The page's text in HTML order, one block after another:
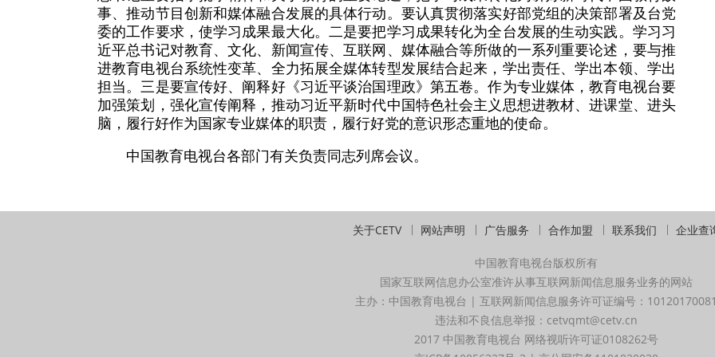
事、推动节目创新和媒体融合发展的具体行动。要认真贯彻落实好部党组的决策部署及台党
委的工作要求，使学习成果最大化。二是要把学习成果转化为全台发展的生动实践。学习习
近平总书记对教育、文化、新闻宣传、互联网、媒体融合等所做的一系列重要论述，要与推
进教育电视台系统性变革、全力拓展全媒体转型发展结合起来，学出责任、学出本领、学出
担当。三是要宣传好、阐释好《习近平谈治国理政》第五卷。作为专业媒体，教育电视台要
加强策划，强化宣传阐释，推动习近平新时代中国特色社会主义思想进教材、进课堂、进头
脑，履行好作为国家专业媒体的职责，履行好党的意识形态重地的使命。
中国教育电视台各部门有关负责同志列席会议。
关于CETV 网站声明 广告服务 合作加盟 联系我们 企业查
中国教育电视台版权所有
国家互联网信息办公室准许从事互联网新闻信息服务业务的网站
主办：中国教育电视台 | 互联网新闻信息服务许可证编号：
违法和不良信息举报：cetvqmt@cetv.cn
2017 中国教育电视台 网络视听许可证0108262号